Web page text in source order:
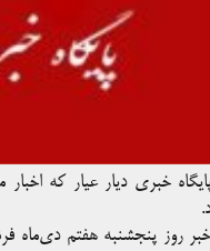
خبری دیار عیار که
روز پنجشنبه هفتم دی‌ماه